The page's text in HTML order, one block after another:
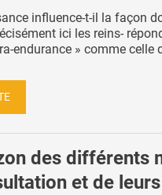
influence-t-il la façon
ici les reins-
endurance » comme celle
des différents
et de leurs